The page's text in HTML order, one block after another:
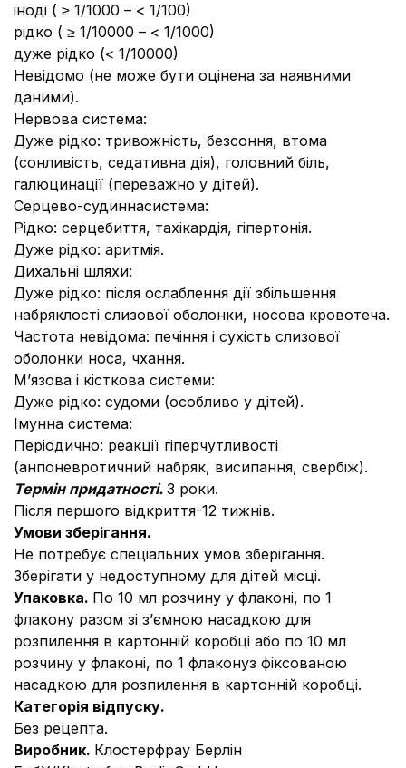
іноді ( ≥ 1/1000 – < 1/100)
рідко ( ≥ 1/10000 – < 1/1000)
дуже рідко (< 1/10000)
Невідомо (не може бути оцінена за наявними
даними).
Нервова система:
Дуже рідко: тривожність, безсоння, втома
(сонливість, седативна дія), головний біль,
галюцинації (переважно у дітей).
Серцево-судиннасистема:
Рідко: серцебиття, тахікардія, гіпертонія.
Дуже рідко: аритмія.
Дихальні шляхи:
Дуже рідко: після ослаблення дії збільшення
набряклості слизової оболонки, носова кровотеча.
Частота невідома: печіння і сухість слизової
оболонки носа, чхання.
М’язова і кісткова системи:
Дуже рідко: судоми (особливо у дітей).
Імунна система:
Періодично: реакції гіперчутливості
(ангіоневротичний набряк, висипання, свербіж).
Термін придатності. 3 роки.
Після першого відкриття-12 тижнів.
Умови зберігання.
Не потребує спеціальних умов зберігання.
Зберігати у недоступному для дітей місці.
Упаковка. По 10 мл розчину у флаконі, по 1
флакону разом зі з’ємною насадкою для
розпилення в картонній коробці або по 10 мл
розчину у флаконі, по 1 флаконуз фіксованою
насадкою для розпилення в картонній коробці.
Категорія відпуску.
Без рецепта.
Виробник. Клостерфрау Берлін